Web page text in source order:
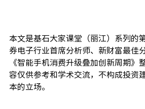
本文是基石大家课堂（丽江）系列的
券电子行业首席分析师、新财富最佳
《智能手机消费升级叠加创新周期》
容仅供参考和学术交流，不构成投资
本的立场。